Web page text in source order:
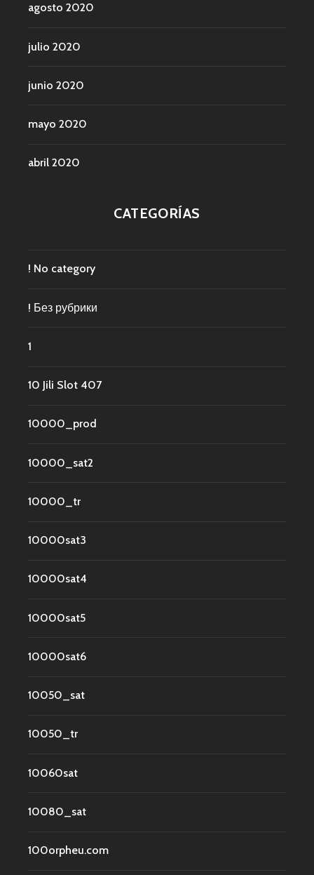
agosto 2020
julio 2020
junio 2020
mayo 2020
abril 2020
CATEGORÍAS
! No category
! Без рубрики
1
10 Jili Slot 407
10000_prod
10000_sat2
10000_tr
10000sat3
10000sat4
10000sat5
10000sat6
10050_sat
10050_tr
10060sat
10080_sat
100orpheu.com